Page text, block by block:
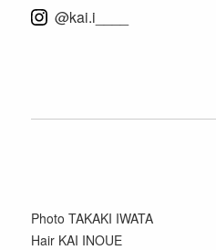
@kai.i____
Photo TAKAKI IWATA
Hair KAI INOUE